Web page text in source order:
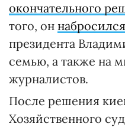
окончательного
того, он
президента
семью, а также на
журналистов.
После решения
Хозяйственного